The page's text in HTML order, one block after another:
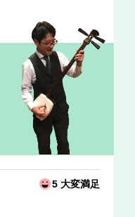
5 大変満足